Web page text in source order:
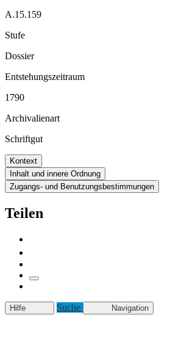
A.15.159
Stufe
Dossier
Entstehungszeitraum
1790
Archivalienart
Schriftgut
Kontext
Inhalt und innere Ordnung
Zugangs- und Benutzungsbestimmungen
Teilen
Hilfe Suche Navigation